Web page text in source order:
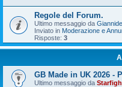
Regole del Forum.
Ultimo messaggio da Giannide
Inviato in Moderazione e
Risposte: 3
GB Made in UK 2026 -
Ultimo messaggio da